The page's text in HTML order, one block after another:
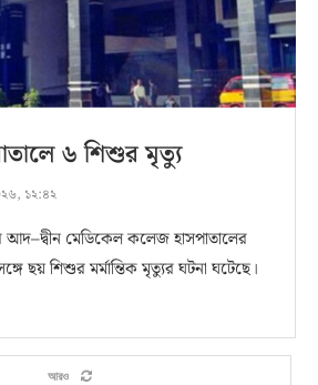
৬ শিশুর মৃত্যু
১২:৪২
আদ–দ্বীন মেডিকেল কলেজ হাসপাতালের
ছয় শিশুর মর্মান্তিক মৃত্যুর ঘটনা ঘটেছে।
আরও